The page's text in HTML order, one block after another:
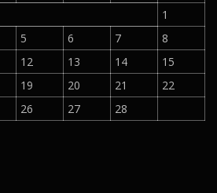
1
5 6 7
8
12 13 14
15
19 20 21
22
26 27 28